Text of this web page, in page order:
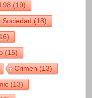
98(19)
Sociedad(18)
(15)
Crimen(13)
(13)